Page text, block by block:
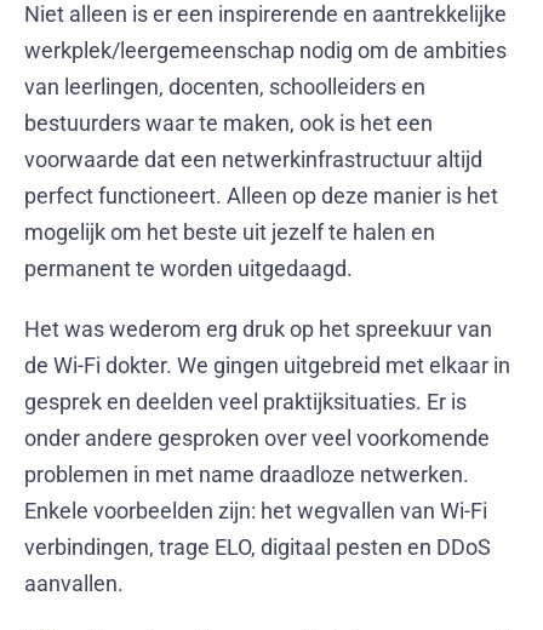
Niet alleen is er een inspirerende en aantrekkelijke
werkplek/leergemeenschap nodig om de ambities
van leerlingen, docenten, schoolleiders en
bestuurders waar te maken, ook is het een
voorwaarde dat een netwerkinfrastructuur altijd
perfect functioneert. Alleen op deze manier is het
mogelijk om het beste uit jezelf te halen en
permanent te worden uitgedaagd.
Het was wederom erg druk op het spreekuur van
de Wi-Fi dokter. We gingen uitgebreid met elkaar in
gesprek en deelden veel praktijksituaties. Er is
onder andere gesproken over veel voorkomende
problemen in met name draadloze netwerken.
Enkele voorbeelden zijn: het wegvallen van Wi-Fi
verbindingen, trage ELO, digitaal pesten en DDoS
aanvallen.